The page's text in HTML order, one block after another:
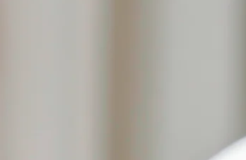
Reviews (total de tous les pays où nous
ou un message qui touche le cœur. Sans